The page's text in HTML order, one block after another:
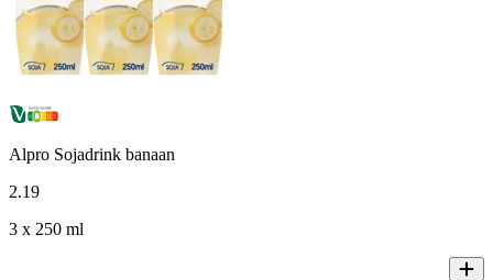
Alpro Sojadrink banaan
2.19
3 x 250 ml